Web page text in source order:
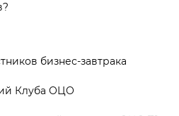
бизнес-завтрака
Клуба ОЦО